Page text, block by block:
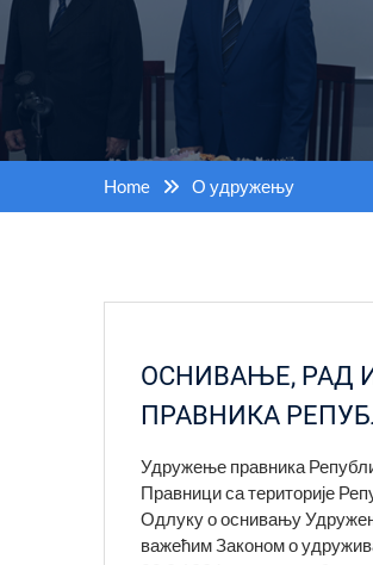
Home О удружењу
ОСНИВАЊЕ, РАД
ПРАВНИКА
Удружење правника
Правници са територије
Одлуку о оснивању
важећим Законом о